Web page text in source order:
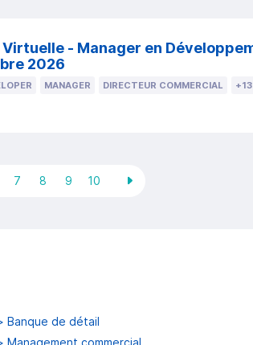
- Manager en
2026
MANAGER DIRECTEUR COMMERCIAL
7 8 9 10
Banque de détail
Management commercial